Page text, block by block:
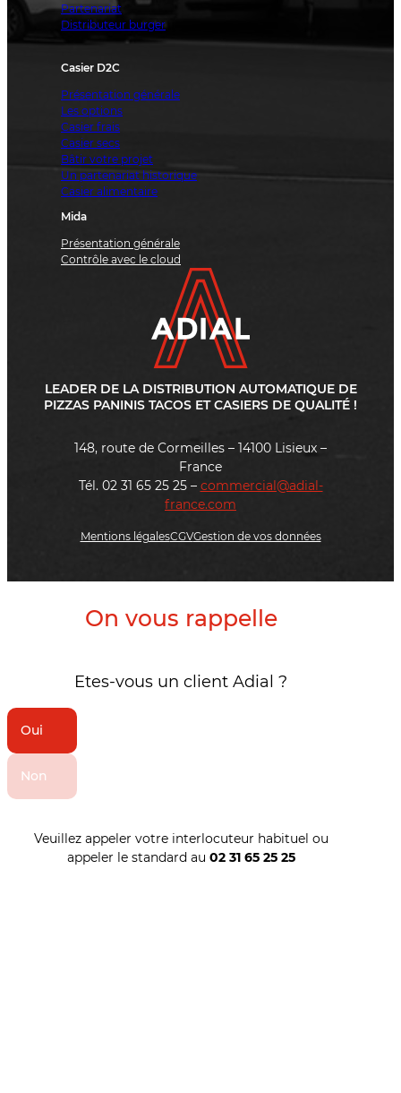
Partenariat
Distributeur burger
Casier D2C
Présentation générale
Les options
Casier frais
Casier secs
Bâtir votre projet
Un partenariat historique
Casier alimentaire
Mida
Présentation générale
Contrôle avec le cloud
LEADER DE LA DISTRIBUTION AUTOMATIQUE DE
PIZZAS PANINIS TACOS ET CASIERS DE QUALITÉ !
148, route de Cormeilles – 14100 Lisieux –
France
Tél. 02 31 65 25 25 – commercial@adial-
france.com
Mentions légalesCGVGestion de vos données
On vous rappelle
Etes-vous un client Adial ?
Oui
Non
Veuillez appeler votre interlocuteur habituel ou
appeler le standard au 02 31 65 25 25